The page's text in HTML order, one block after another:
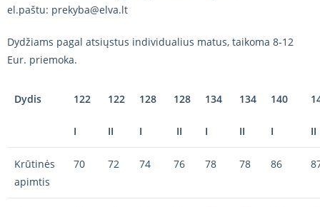
el.paštu: prekyba@elva.lt
Dydžiams pagal atsiųstus individualius matus, taikoma 8-12
Eur. priemoka.
Dydis 122
I
122
II
128
I
128
II
134
I
134
II
140
I II
Krūtinės
apimtis
70 72 74 76 78 78 86